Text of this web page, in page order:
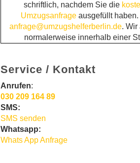
schriftlich, nachdem Sie die
Umzugsanfrage ausgefüllt haben.
anfrage@umzugshelferberlin.de. Wir
normalerweise innerhalb einer
Service / Kontakt
Anrufen:
030 209 164 89
SMS:
SMS senden
Whatsapp:
Whats App Anfrage